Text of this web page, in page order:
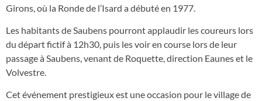
Girons, où la Ronde de l’Isard a débuté en 1977.
Les habitants de Saubens pourront applaudir les coureurs lors
du départ fictif à 12h30, puis les voir en course lors de leur
passage à Saubens, venant de Roquette, direction Eaunes et le
Volvestre.
Cet événement prestigieux est une occasion pour le village de